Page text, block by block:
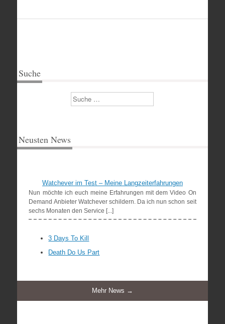
Suche
Suchen
Neusten News
Watchever im Test – Meine Langzeiterfahrungen
Nun möchte ich euch meine Erfahrungen mit dem Video On
Demand Anbieter Watchever schildern. Da ich nun schon seit
sechs Monaten den Service [...]
3 Days To Kill
Death Do Us Part
Mehr News →